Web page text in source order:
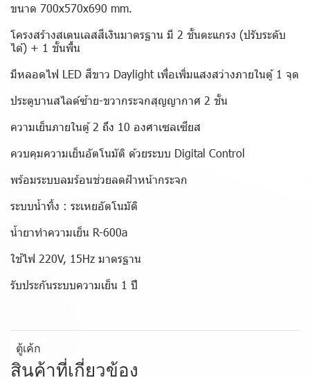
ขนาด 700x570x690 mm.
โครงสร้างสเตนเลสสีเงินมาตรฐาน มี 2 ชั้นตะแกรง (ปรับระดับ
ได้) + 1 ชั้นพื้น
มีหลอดไฟ LED สีขาว Daylight เพื่อเพิ่มแสงสว่างภายในตู้ 1 จุด
ประตูบานสไลด์ซ้าย-ขวากระจกสุญญากาศ 2 ชั้น
ความเย็นภายในตู้ 2 ถึง 10 องศาเซลเซียส
ควบคุมความเย็นอัตโนมัติ ด้วยระบบ Digital Control
พร้อมระบบลมร้อนช่วยลดฝ้าหน้ากระจก
ระบบน้ำทิ้ง : ระเหยอัตโนมัติ
น้ำยาทำความเย็น R-600a
ใช้ไฟ 220V, 15Hz มาตรฐาน
รับประกันระบบความเย็น 1 ปี
ตู้เค้ก
สินค้าที่เกี่ยวข้อง